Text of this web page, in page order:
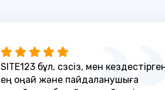
SITE123 бұл, сөзсіз, мен
ең оңай және пайдаланушыға